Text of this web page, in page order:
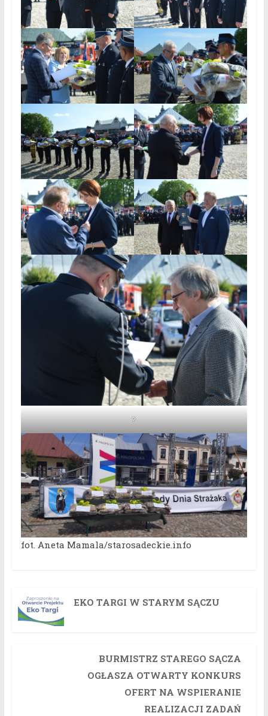
?
fot. Aneta Mamala/starosadeckie.info
EKO TARGI W STARYM SĄCZU
BURMISTRZ STAREGO SĄCZA
OGŁASZA OTWARTY KONKURS
OFERT NA WSPIERANIE
REALIZACJI ZADAŃ